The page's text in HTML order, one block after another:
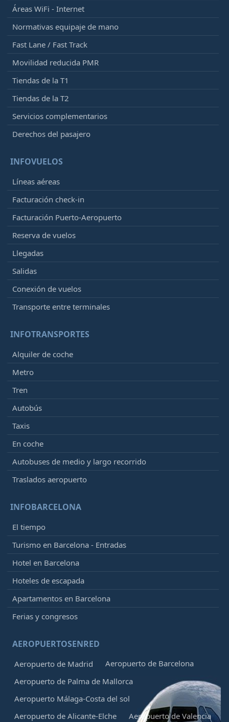
Áreas WiFi - Internet
Normativas equipaje de mano
Fast Lane / Fast Track
Movilidad reducida PMR
Tiendas de la T1
Tiendas de la T2
Servicios complementarios
Derechos del pasajero
INFOVUELOS
Líneas aéreas
Facturación check-in
Facturación Puerto-Aeropuerto
Reserva de vuelos
Llegadas
Salidas
Conexión de vuelos
Transporte entre terminales
INFOTRANSPORTES
Alquiler de coche
Metro
Tren
Autobús
Taxis
En coche
Autobuses de medio y largo recorrido
Traslados aeropuerto
INFOBARCELONA
El tiempo
Turismo en Barcelona - Entradas
Hotel en Barcelona
Hoteles de escapada
Apartamentos en Barcelona
Ferias y congresos
AEROPUERTOSENRED
Aeropuerto de Madrid
Aeropuerto de Barcelona
Aeropuerto de Palma de Mallorca
Aeropuerto Málaga-Costa del sol
Aeropuerto de Alicante-Elche
Aeropuerto de Valencia